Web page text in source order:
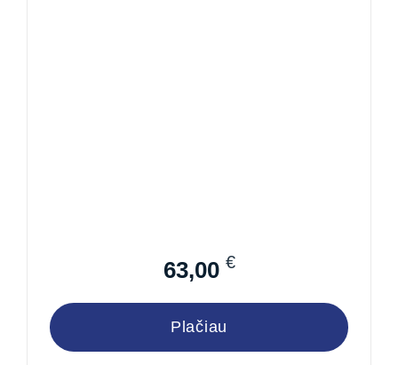
63,00 €
Plačiau